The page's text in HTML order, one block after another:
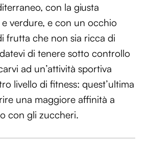
con la giusta
verdure, e con un occhio
frutta che non sia ricca di
di tenere sotto controllo
ad un’attività sportiva
livello di fitness: quest’ultima
una maggiore affinità a
con gli zuccheri.